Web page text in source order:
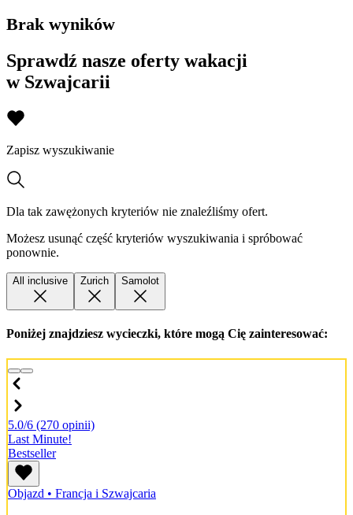
Brak wyników
Sprawdź nasze oferty wakacji
w Szwajcarii
Zapisz wyszukiwanie
Dla tak zawężonych kryteriów nie znaleźliśmy ofert.
Możesz usunąć część kryteriów wyszukiwania i spróbować
ponownie.
All inclusive Zurich Samolot
Poniżej znajdziesz wycieczki, które mogą Cię zainteresować:
5.0/6 (270 opinii)
Last Minute!
Bestseller
Objazd • Francja i Szwajcaria